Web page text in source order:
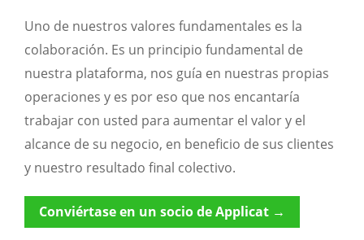
Uno de nuestros valores fundamentales es la
colaboración. Es un principio fundamental de
nuestra plataforma, nos guía en nuestras propias
operaciones y es por eso que nos encantaría
trabajar con usted para aumentar el valor y el
alcance de su negocio, en beneficio de sus clientes
y nuestro resultado final colectivo.
Conviértase en un socio de Applicat →